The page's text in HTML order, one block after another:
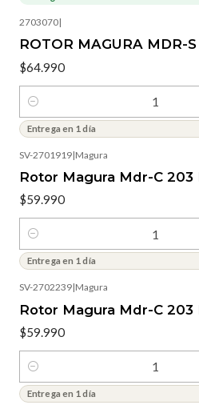
2703070|
ROTOR MAGURA MDR-
$64.990
Cantidad
Entrega en 1 día
SV-2701919|Magura
Rotor Magura Mdr-C 203
$59.990
Cantidad
Entrega en 1 día
SV-2702239|Magura
Rotor Magura Mdr-C 203
$59.990
Cantidad
Entrega en 1 día